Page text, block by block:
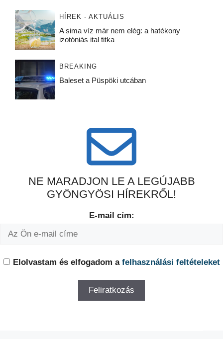
HÍREK - AKTUÁLIS
A sima víz már nem elég: a hatékony
izotóniás ital titka
BREAKING
Baleset a Püspöki utcában
NE MARADJON LE A LEGÚJABB
GYÖNGYÖSI HÍREKRŐL!
E-mail cím:
Elolvastam és elfogadom a felhasználási feltételeket